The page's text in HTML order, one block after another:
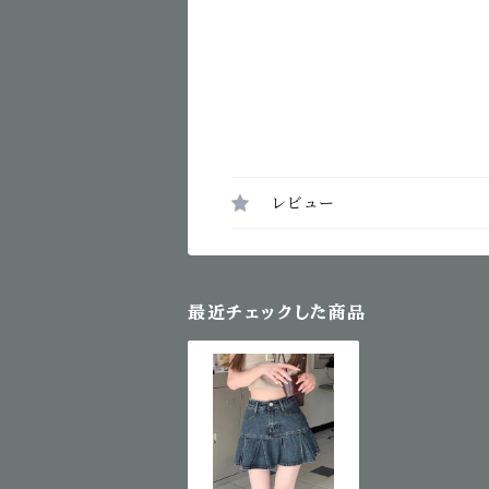
レビュー
最近チェックした商品